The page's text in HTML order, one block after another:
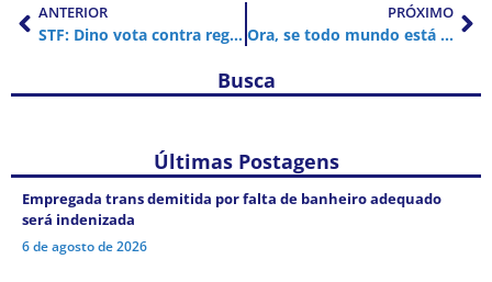
ANTERIOR
STF: Dino vota contra regra que reduziu aposentadoria por invalidez
PRÓXIMO
Ora, se todo mundo está exausto, será que é mesmo uma questão individual?
Busca
Últimas Postagens
Empregada trans demitida por falta de banheiro adequado
será indenizada
6 de agosto de 2026